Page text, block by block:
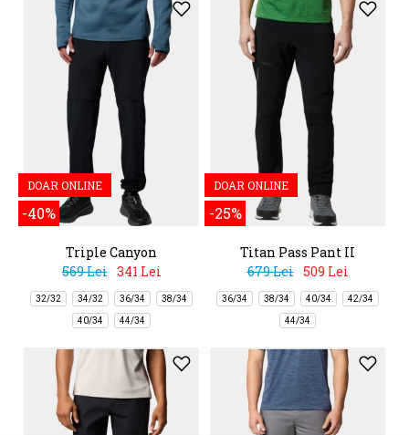
DOAR ONLINE
-40%
Triple Canyon
Convertible Pant II
569 Lei 341 Lei
32/32 34/32 36/34 38/34
40/34 44/34
DOAR ONLINE
-25%
Titan Pass Pant II
679 Lei 509 Lei
36/34 38/34 40/34 42/34
44/34